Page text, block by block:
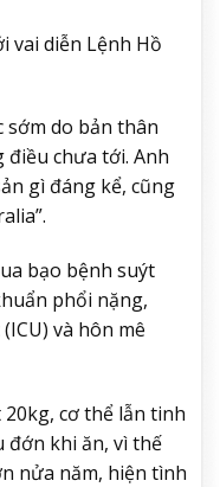
vai diễn Lệnh Hồ
sớm do bản thân
chưa tới. Anh
gì đáng kể, cũng
bạo bệnh suýt
phổi nặng,
và hôn mê
cơ thể lẫn tinh
đớn khi ăn, vì thế
nửa năm, hiện tình